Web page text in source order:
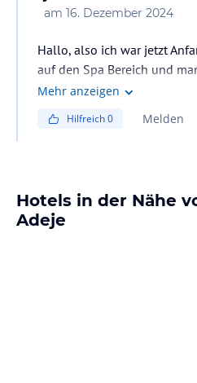
am 16. Dezember 2024
Hallo, also ich war jetzt
auf den Spa Bereich und
nicht das Gefühl das noch
Mehr anzeigen
Hilfreich0 Melden
Hotels in der Nähe
Adeje